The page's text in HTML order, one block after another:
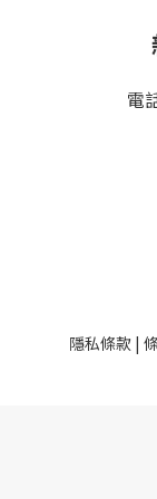
電
隱私條款|